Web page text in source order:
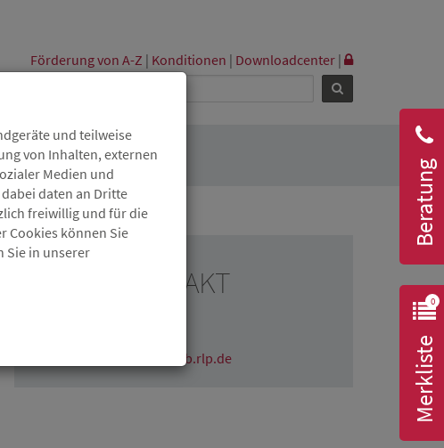
Förderung von A-Z | Konditionen | Downloadcenter |
Beratung
0
Merkliste
PRESSEKONTAKT
claudia.wichmann@isb.rlp.de
und teilweise
von Inhalten, externen
Medien und
daten an Dritte
freiwillig und für die
Cookies können Sie
Sie in unserer